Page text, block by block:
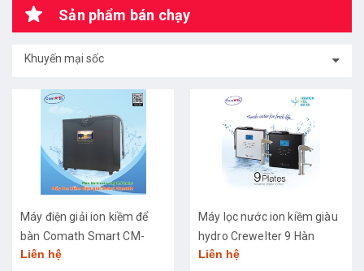
Sản phẩm bán chạy
Khuyến mại sốc
Máy điện giải ion kiềm để
bàn Comath Smart CM-
3668
Liên hệ
Máy lọc nước ion kiềm giàu
hydro Crewelter 9 Hàn
Quốc
Liên hệ